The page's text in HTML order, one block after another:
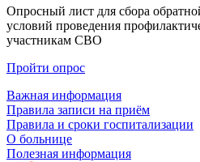
Опросный лист для сбора
условий проведения
участникам СВО
Пройти опрос
Важная информация
Правила записи на приём
Правила и сроки госпитализации
О больнице
Полезная информация